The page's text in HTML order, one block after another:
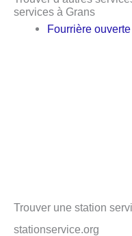
services à Grans
Fourrière
Trouver une station
stationservice.org